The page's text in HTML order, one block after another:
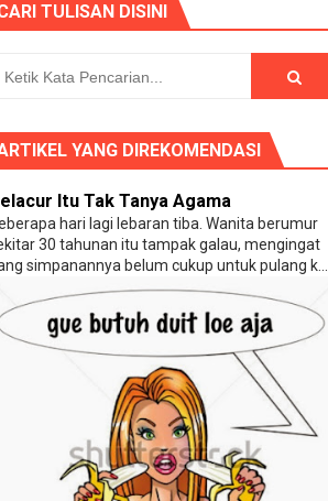
TULISAN DISINI
YANG DIREKOMENDASI
Itu Tak Tanya Agama
hari lagi lebaran tiba. Wanita berumur
30 tahunan itu tampak galau, mengingat
simpanannya belum cukup untuk pulang k...